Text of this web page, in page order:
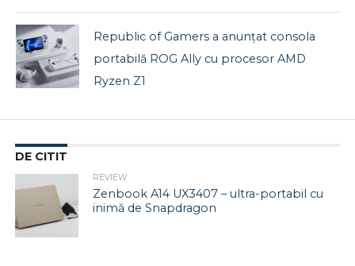
Republic of Gamers a anunțat consola
portabilă ROG Ally cu procesor AMD
Ryzen Z1
DE CITIT
REVIEW
Zenbook A14 UX3407 – ultra-portabil cu
inimă de Snapdragon